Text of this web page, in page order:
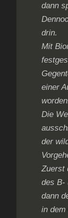
dann
drin.
Mit
einer
Die
der
Zuerst
des B-
dann
in dem